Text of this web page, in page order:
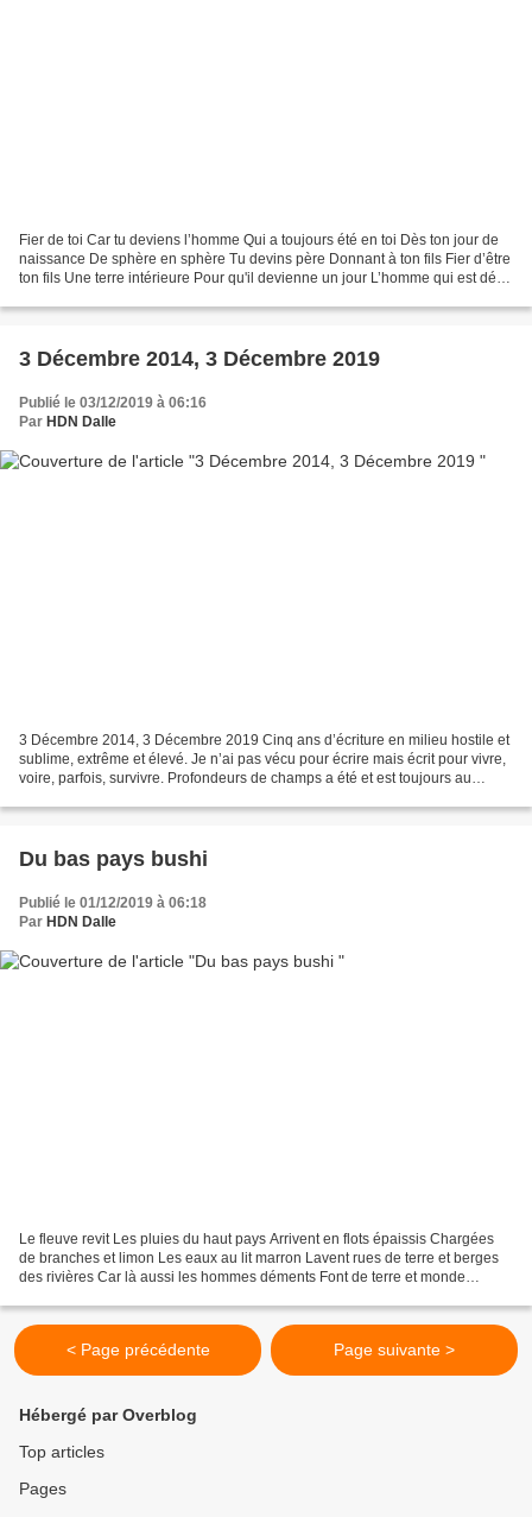
Fier de toi Car tu deviens l’homme Qui a toujours été en toi Dès ton jour de
naissance De sphère en sphère Tu devins père Donnant à ton fils Fier d’être
ton fils Une terre intérieure Pour qu'il devienne un jour L’homme qui est déjà
3 Décembre 2014, 3 Décembre 2019
Publié le 03/12/2019 à 06:16
Par HDN Dalle
3 Décembre 2014, 3 Décembre 2019 Cinq ans d’écriture en milieu hostile et
sublime, extrême et élevé. Je n’ai pas vécu pour écrire mais écrit pour vivre,
voire, parfois, survivre. Profondeurs de champs a été et est toujours au
Du bas pays bushi
Publié le 01/12/2019 à 06:18
Par HDN Dalle
Le fleuve revit Les pluies du haut pays Arrivent en flots épaissis Chargées
de branches et limon Les eaux au lit marron Lavent rues de terre et berges
des rivières Car là aussi les hommes déments Font de terre et monde
< Page précédente Page suivante >
Hébergé par Overblog
Top articles
Pages